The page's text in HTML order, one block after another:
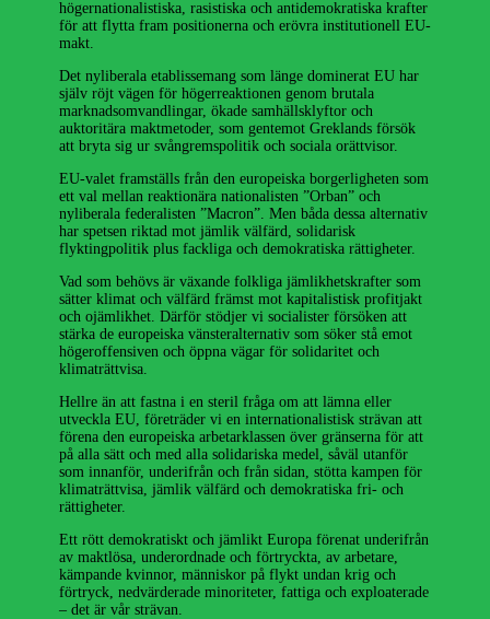
högernationalistiska, rasistiska och antidemokratiska krafter
för att flytta fram positionerna och erövra institutionell EU-
makt.
Det nyliberala etablissemang som länge dominerat EU har
själv röjt vägen för högerreaktionen genom brutala
marknadsomvandlingar, ökade samhällsklyftor och
auktoritära maktmetoder, som gentemot Greklands försök
att bryta sig ur svångremspolitik och sociala orättvisor.
EU-valet framställs från den europeiska borgerligheten som
ett val mellan reaktionära nationalisten ”Orban” och
nyliberala federalisten ”Macron”. Men båda dessa alternativ
har spetsen riktad mot jämlik välfärd, solidarisk
flyktingpolitik plus fackliga och demokratiska rättigheter.
Vad som behövs är växande folkliga jämlikhetskrafter som
sätter klimat och välfärd främst mot kapitalistisk profitjakt
och ojämlikhet. Därför stödjer vi socialister försöken att
stärka de europeiska vänsteralternativ som söker stå emot
högeroffensiven och öppna vägar för solidaritet och
klimaträttvisa.
Hellre än att fastna i en steril fråga om att lämna eller
utveckla EU, företräder vi en internationalistisk strävan att
förena den europeiska arbetarklassen över gränserna för att
på alla sätt och med alla solidariska medel, såväl utanför
som innanför, underifrån och från sidan, stötta kampen för
klimaträttvisa, jämlik välfärd och demokratiska fri- och
rättigheter.
Ett rött demokratiskt och jämlikt Europa förenat underifrån
av maktlösa, underordnade och förtryckta, av arbetare,
kämpande kvinnor, människor på flykt undan krig och
förtryck, nedvärderade minoriteter, fattiga och exploaterade
– det är vår strävan.